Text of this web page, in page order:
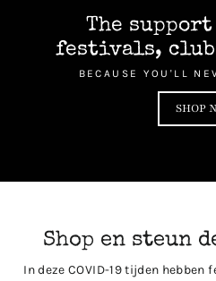
The
festivals,
BECAUSE YOU'LL
SHOP
Shop en steun
In deze COVID-19 tijden